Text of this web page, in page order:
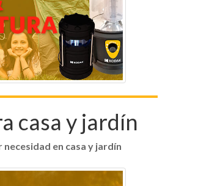
casa y jardín
en casa y jardín